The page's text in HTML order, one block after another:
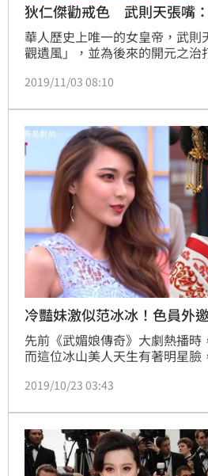
狄仁傑勸戒色 武則天張嘴
華人歷史上唯一的女皇帝，武則
觀遺風」，並為後來的開元之治
說：「來，你看這是什麼？」讓
2019/11/03 08:10
冷豔妹激似范冰冰！色員外
先前《武媚娘傳奇》大劇熱播時
而這位冰山美人天生有著明星臉
實在太像，甚至更加冷艷動人，
2019/10/23 03:43